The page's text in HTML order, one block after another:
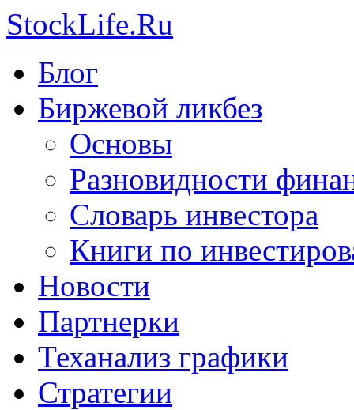
StockLife.Ru
Блог
Биржевой ликбез
Основы
Разновидности
Словарь инвестора
Книги по
Новости
Партнерки
Теханализ графики
Стратегии